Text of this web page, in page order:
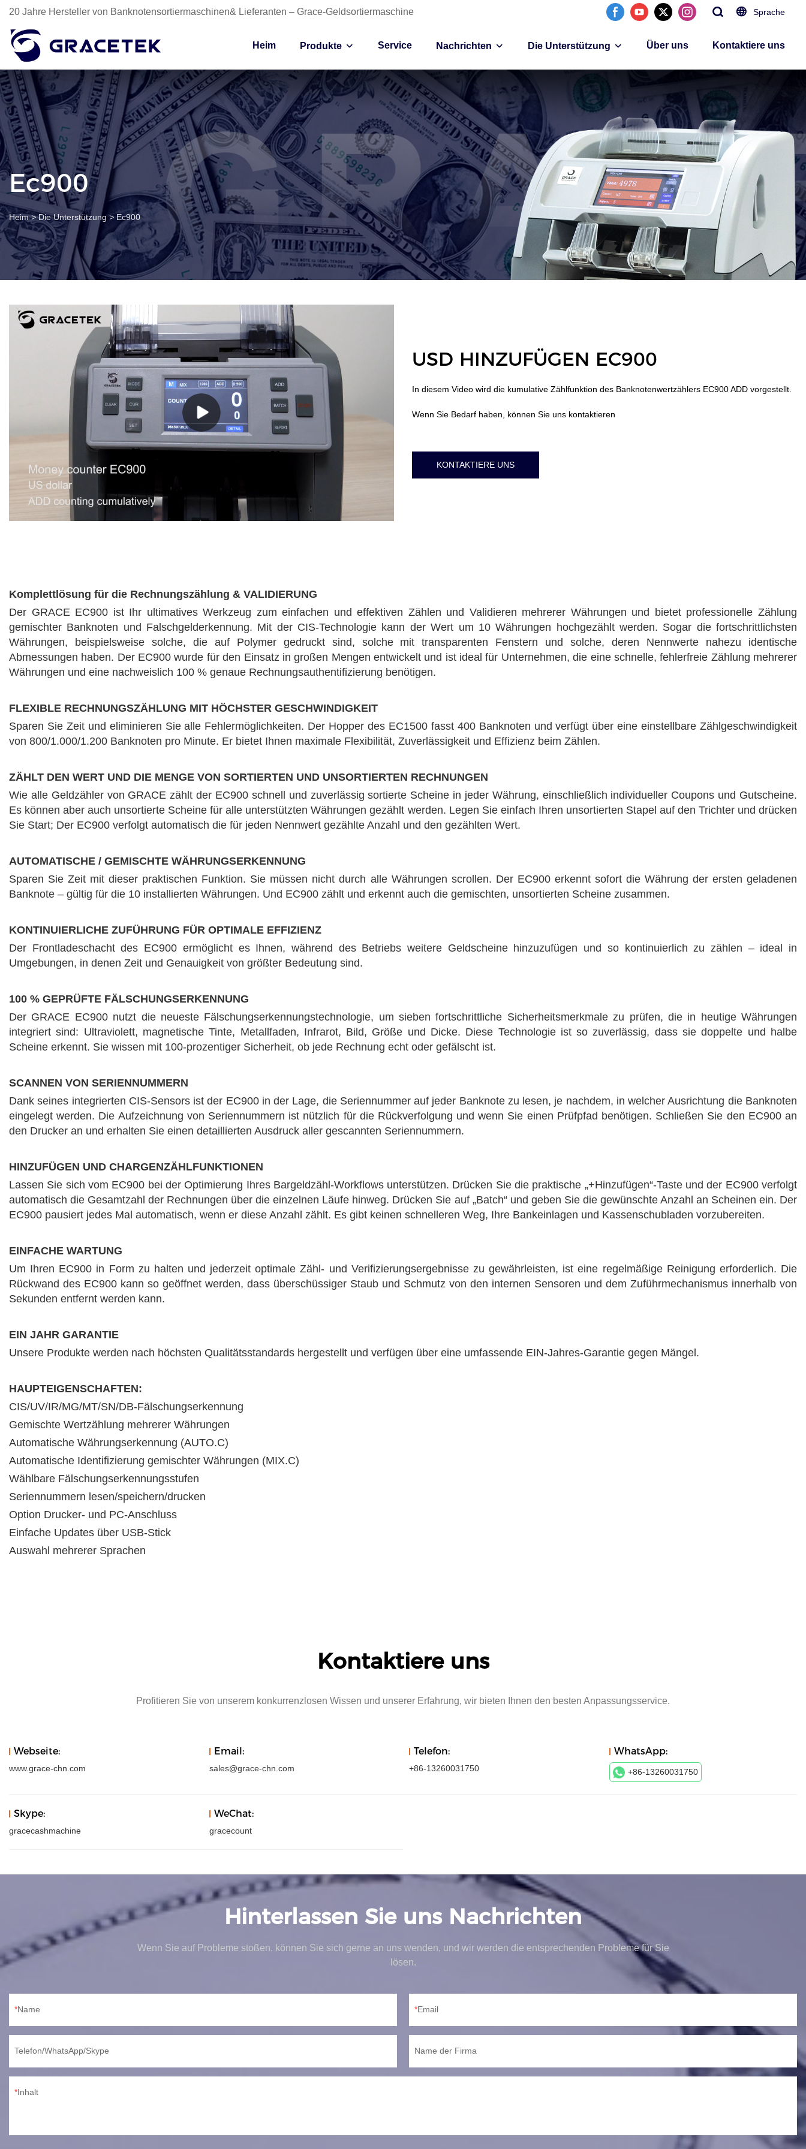
20 Jahre Hersteller von Banknotensortiermaschinen& Lieferanten – Grace-Geldsortiermaschine Sprache
Heim Produkte Service Nachrichten Die Unterstützung Über uns Kontaktiere uns
Ec900
Heim > Die Unterstützung > Ec900
USD HINZUFÜGEN EC900
In diesem Video wird die kumulative Zählfunktion des Banknotenwertzählers EC900 ADD vorgestellt.
Wenn Sie Bedarf haben, können Sie uns kontaktieren
KONTAKTIERE UNS
Komplettlösung für die Rechnungszählung & VALIDIERUNG
Der GRACE EC900 ist Ihr ultimatives Werkzeug zum einfachen und effektiven Zählen und Validieren mehrerer Währungen und bietet professionelle Zählung
gemischter Banknoten und Falschgelderkennung. Mit der CIS-Technologie kann der Wert um 10 Währungen hochgezählt werden. Sogar die fortschrittlichsten
Währungen, beispielsweise solche, die auf Polymer gedruckt sind, solche mit transparenten Fenstern und solche, deren Nennwerte nahezu identische
Abmessungen haben. Der EC900 wurde für den Einsatz in großen Mengen entwickelt und ist ideal für Unternehmen, die eine schnelle, fehlerfreie Zählung mehrerer
Währungen und eine nachweislich 100 % genaue Rechnungsauthentifizierung benötigen.
FLEXIBLE RECHNUNGSZÄHLUNG MIT HÖCHSTER GESCHWINDIGKEIT
Sparen Sie Zeit und eliminieren Sie alle Fehlermöglichkeiten. Der Hopper des EC1500 fasst 400 Banknoten und verfügt über eine einstellbare Zählgeschwindigkeit
von 800/1.000/1.200 Banknoten pro Minute. Er bietet Ihnen maximale Flexibilität, Zuverlässigkeit und Effizienz beim Zählen.
ZÄHLT DEN WERT UND DIE MENGE VON SORTIERTEN UND UNSORTIERTEN RECHNUNGEN
Wie alle Geldzähler von GRACE zählt der EC900 schnell und zuverlässig sortierte Scheine in jeder Währung, einschließlich individueller Coupons und Gutscheine.
Es können aber auch unsortierte Scheine für alle unterstützten Währungen gezählt werden. Legen Sie einfach Ihren unsortierten Stapel auf den Trichter und drücken
Sie Start; Der EC900 verfolgt automatisch die für jeden Nennwert gezählte Anzahl und den gezählten Wert.
AUTOMATISCHE / GEMISCHTE WÄHRUNGSERKENNUNG
Sparen Sie Zeit mit dieser praktischen Funktion. Sie müssen nicht durch alle Währungen scrollen. Der EC900 erkennt sofort die Währung der ersten geladenen
Banknote – gültig für die 10 installierten Währungen. Und EC900 zählt und erkennt auch die gemischten, unsortierten Scheine zusammen.
KONTINUIERLICHE ZUFÜHRUNG FÜR OPTIMALE EFFIZIENZ
Der Frontladeschacht des EC900 ermöglicht es Ihnen, während des Betriebs weitere Geldscheine hinzuzufügen und so kontinuierlich zu zählen – ideal in
Umgebungen, in denen Zeit und Genauigkeit von größter Bedeutung sind.
100 % GEPRÜFTE FÄLSCHUNGSERKENNUNG
Der GRACE EC900 nutzt die neueste Fälschungserkennungstechnologie, um sieben fortschrittliche Sicherheitsmerkmale zu prüfen, die in heutige Währungen
integriert sind: Ultraviolett, magnetische Tinte, Metallfaden, Infrarot, Bild, Größe und Dicke. Diese Technologie ist so zuverlässig, dass sie doppelte und halbe
Scheine erkennt. Sie wissen mit 100-prozentiger Sicherheit, ob jede Rechnung echt oder gefälscht ist.
SCANNEN VON SERIENNUMMERN
Dank seines integrierten CIS-Sensors ist der EC900 in der Lage, die Seriennummer auf jeder Banknote zu lesen, je nachdem, in welcher Ausrichtung die Banknoten
eingelegt werden. Die Aufzeichnung von Seriennummern ist nützlich für die Rückverfolgung und wenn Sie einen Prüfpfad benötigen. Schließen Sie den EC900 an
den Drucker an und erhalten Sie einen detaillierten Ausdruck aller gescannten Seriennummern.
HINZUFÜGEN UND CHARGENZÄHLFUNKTIONEN
Lassen Sie sich vom EC900 bei der Optimierung Ihres Bargeldzähl-Workflows unterstützen. Drücken Sie die praktische „+Hinzufügen“-Taste und der EC900 verfolgt
automatisch die Gesamtzahl der Rechnungen über die einzelnen Läufe hinweg. Drücken Sie auf „Batch“ und geben Sie die gewünschte Anzahl an Scheinen ein. Der
EC900 pausiert jedes Mal automatisch, wenn er diese Anzahl zählt. Es gibt keinen schnelleren Weg, Ihre Bankeinlagen und Kassenschubladen vorzubereiten.
EINFACHE WARTUNG
Um Ihren EC900 in Form zu halten und jederzeit optimale Zähl- und Verifizierungsergebnisse zu gewährleisten, ist eine regelmäßige Reinigung erforderlich. Die
Rückwand des EC900 kann so geöffnet werden, dass überschüssiger Staub und Schmutz von den internen Sensoren und dem Zuführmechanismus innerhalb von
Sekunden entfernt werden kann.
EIN JAHR GARANTIE
Unsere Produkte werden nach höchsten Qualitätsstandards hergestellt und verfügen über eine umfassende EIN-Jahres-Garantie gegen Mängel.
HAUPTEIGENSCHAFTEN:
CIS/UV/IR/MG/MT/SN/DB-Fälschungserkennung
Gemischte Wertzählung mehrerer Währungen
Automatische Währungserkennung (AUTO.C)
Automatische Identifizierung gemischter Währungen (MIX.C)
Wählbare Fälschungserkennungsstufen
Seriennummern lesen/speichern/drucken
Option Drucker- und PC-Anschluss
Einfache Updates über USB-Stick
Auswahl mehrerer Sprachen
Kontaktiere uns
Profitieren Sie von unserem konkurrenzlosen Wissen und unserer Erfahrung, wir bieten Ihnen den besten Anpassungsservice.
Webseite:
www.grace-chn.com
Email:
sales@grace-chn.com
Telefon:
+86-13260031750
WhatsApp:
+86-13260031750
Skype:
gracecashmachine
WeChat:
gracecount
Hinterlassen Sie uns Nachrichten
Wenn Sie auf Probleme stoßen, können Sie sich gerne an uns wenden, und wir werden die entsprechenden Probleme für Sie
lösen.
Name Email
Telefon/WhatsApp/Skype Name der Firma
Inhalt